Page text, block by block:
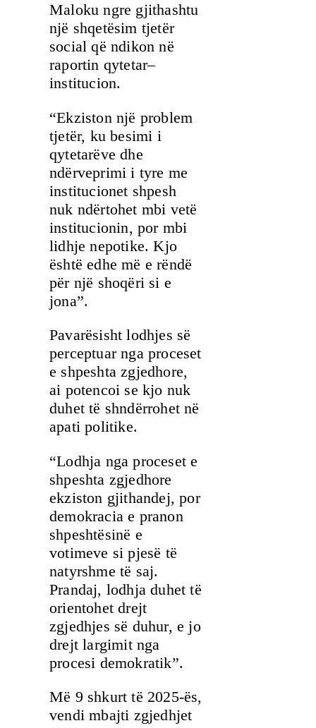
Maloku ngre gjithashtu
një shqetësim tjetër
social që ndikon në
raportin qytetar–
institucion.
“Ekziston një problem
tjetër, ku besimi i
qytetarëve dhe
ndërveprimi i tyre me
institucionet shpesh
nuk ndërtohet mbi vetë
institucionin, por mbi
lidhje nepotike. Kjo
është edhe më e rëndë
për një shoqëri si e
jona”.
Pavarësisht lodhjes së
perceptuar nga proceset
e shpeshta zgjedhore,
ai potencoi se kjo nuk
duhet të shndërrohet në
apati politike.
“Lodhja nga proceset e
shpeshta zgjedhore
ekziston gjithandej, por
demokracia e pranon
shpeshtësinë e
votimeve si pjesë të
natyrshme të saj.
Prandaj, lodhja duhet të
orientohet drejt
zgjedhjes së duhur, e jo
drejt largimit nga
procesi demokratik”.
Më 9 shkurt të 2025-ës,
vendi mbajti zgjedhjet